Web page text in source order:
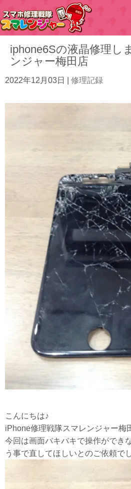
iphone6Sの液晶修理し
ンジャー梅田店
2022年12月03日 修理記録
こんにちは♪
iPhone修理戦隊スマレンジャー梅
今回は画面バキバキで操作ができ
う事で直してほしいとのご依頼でし